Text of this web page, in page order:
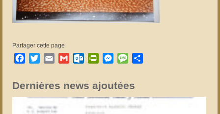
Partager cette page
Facebook
TwitterEmail GmailOutlook.com
PrintFriendly
Messenger
Message
Dernières news ajoutées